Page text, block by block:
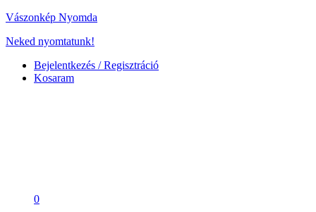
Vászonkép Nyomda
Neked nyomtatunk!
Bejelentkezés / Regisztráció
Kosaram
0